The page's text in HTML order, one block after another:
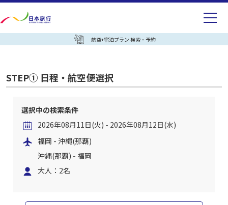
航空+宿泊プラン 検索・予約
STEP① 日程・航空便選択
選択中の検索条件
2026年08月11日(火) - 2026年08月12日(水)
福岡 - 沖縄(那覇)
沖縄(那覇) - 福岡
大人：2名